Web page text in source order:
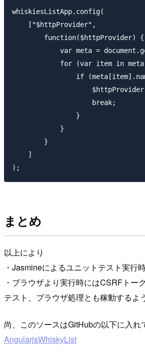
whiskiesListApp.config(
    ["$httpProvider",
        function($httpProvider) {
var meta =
for (var item in
if
                    break;
                }
            }
        }
    ]
まとめ
以上により
・Jasmineによるユニットテスト実行
・ブラウザより実行時にはCSRFトー
テスト、ブラウザ処理とも稼動するよ
尚、このソースはGitHubの以下に入れ
AngularjsWhiskyList